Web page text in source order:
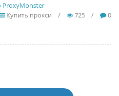
ProxyMonster
Купить прокси
/ 725 / 0